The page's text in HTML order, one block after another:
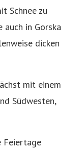
Schnee zu
in Gorska
dicken
mit einem
Südwesten,
Feiertage